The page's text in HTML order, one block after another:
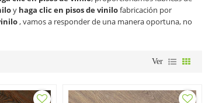
y haga clic en pisos de vinilofabricación por
, vamos a responder de una manera oportuna, no
Ver